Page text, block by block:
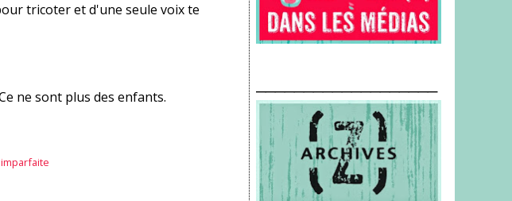
tricoter et d'une seule voix te
ne sont plus des enfants.